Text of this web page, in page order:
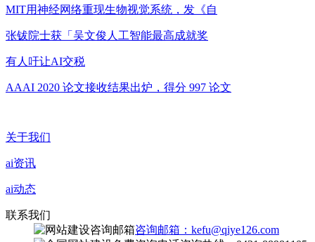
MIT用神经网络重现生物视觉系统，发《自
张钹院士获「吴文俊人工智能最高成就奖
有人吁让AI交税
AAAI 2020 论文接收结果出炉，得分 997 论文
关于我们
ai资讯
ai动态
联系我们
咨询邮箱：kefu@qiye126.com